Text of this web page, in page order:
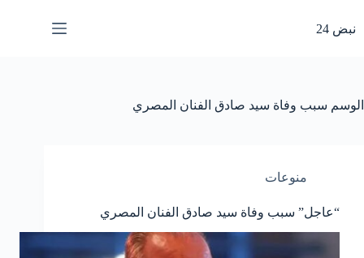
المحتوى
نبض 24
الوسم سبب وفاة سيد صادق الفنان المصري
منوعات
“عاجل” سبب وفاة سيد صادق الفنان المصري